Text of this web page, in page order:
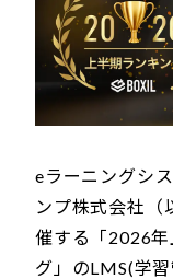
eラーニングシ
ンプ株式会社（
催する「2026
グ」のLMS(学